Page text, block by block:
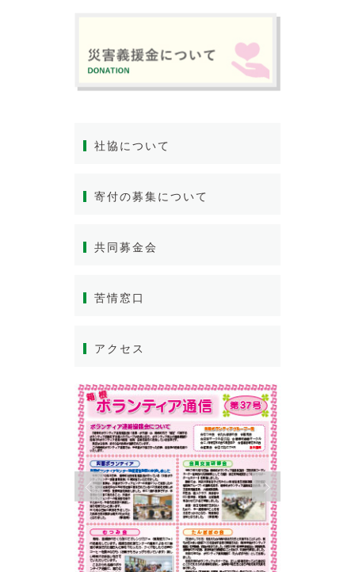
社協について
寄付の募集について
共同募金会
苦情窓口
アクセス